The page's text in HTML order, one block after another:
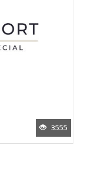
3555